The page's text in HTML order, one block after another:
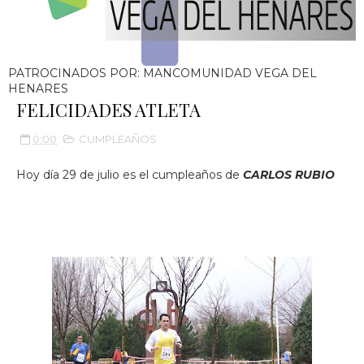
PATROCINADOS POR: MANCOMUNIDAD VEGA DEL
HENARES
FELICIDADES ATLETA
0:00 CUMPLEAÑOS
Hoy día 29 de julio es el cumpleaños de CARLOS RUBIO